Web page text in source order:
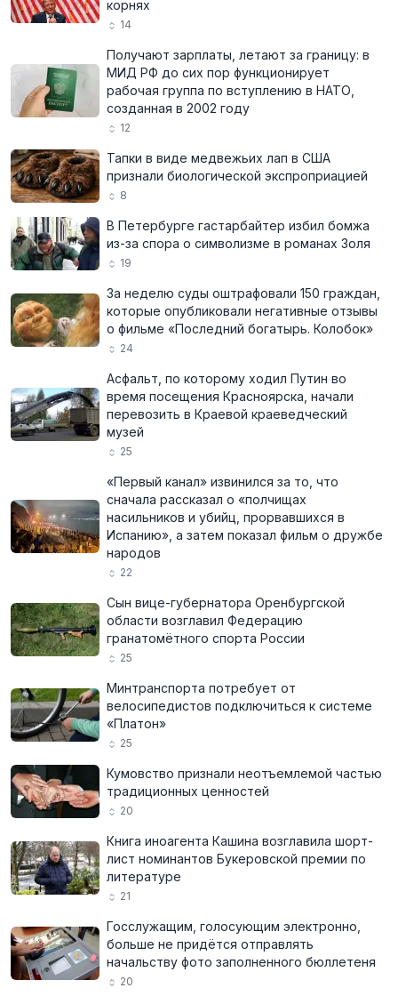
корнях
14
Получают зарплаты, летают за границу: в
МИД РФ до сих пор функционирует
рабочая группа по вступлению в НАТО,
созданная в 2002 году
12
Тапки в виде медвежьих лап в США
признали биологической экспроприацией
8
В Петербурге гастарбайтер избил бомжа
из-за спора о символизме в романах Золя
19
За неделю суды оштрафовали 150 граждан,
которые опубликовали негативные отзывы
о фильме «Последний богатырь. Колобок»
24
Асфальт, по которому ходил Путин во
время посещения Красноярска, начали
перевозить в Краевой краеведческий
музей
25
«Первый канал» извинился за то, что
сначала рассказал о «полчищах
насильников и убийц, прорвавшихся в
Испанию», а затем показал фильм о дружбе
народов
22
Сын вице-губернатора Оренбургской
области возглавил Федерацию
гранатомётного спорта России
25
Минтранспорта потребует от
велосипедистов подключиться к системе
«Платон»
25
Кумовство признали неотъемлемой частью
традиционных ценностей
20
Книга иноагента Кашина возглавила шорт-
лист номинантов Букеровской премии по
литературе
21
Госслужащим, голосующим электронно,
больше не придётся отправлять
начальству фото заполненного бюллетеня
20